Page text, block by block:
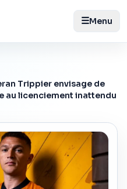
☰Menu
Trippier envisage de
au licenciement inattendu